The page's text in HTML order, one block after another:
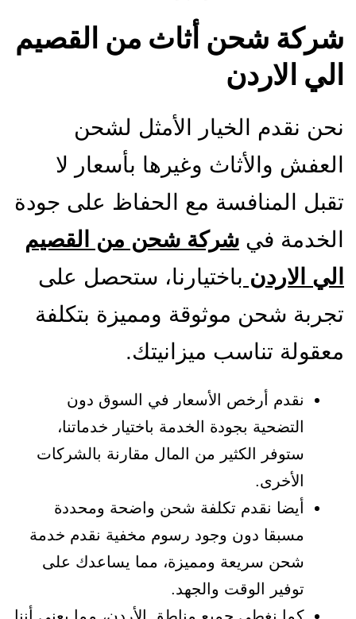
شركة شحن أثاث من القصيم
الي الاردن
نحن نقدم الخيار الأمثل لشحن
العفش والأثاث وغيرها بأسعار لا
تقبل المنافسة مع الحفاظ على جودة
الخدمة في شركة شحن من القصيم
الي الاردن باختيارنا، ستحصل على
تجربة شحن موثوقة ومميزة بتكلفة
معقولة تناسب ميزانيتك.
نقدم أرخص الأسعار في السوق دون
التضحية بجودة الخدمة باختيار خدماتنا،
ستوفر الكثير من المال مقارنة بالشركات
الأخرى.
أيضا نقدم تكلفة شحن واضحة ومحددة
مسبقا دون وجود رسوم مخفية نقدم خدمة
شحن سريعة ومميزة، مما يساعدك على
توفير الوقت والجهد.